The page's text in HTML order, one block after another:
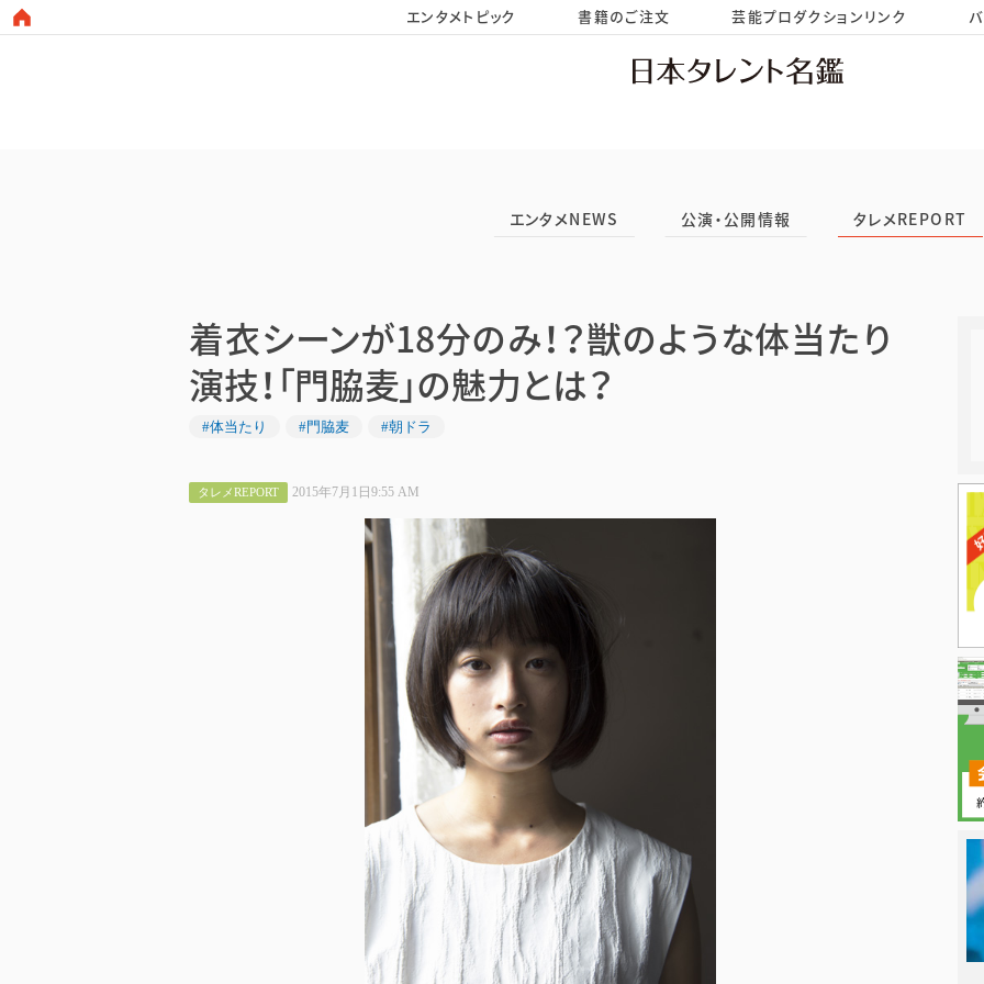
HOME お問い合わせ
エンタメトピック 書籍のご注文 芸能プロダクションリンク
エンタメNEWS 公演・公開情報 タレメREPORT
着衣シーンが18分のみ！？獣のような体当たり
演技！「門脇麦」の魅力とは？
#体当たり #門脇麦 #朝ドラ
タレメREPORT 2015年7月1日9:55 AM
日本タレント